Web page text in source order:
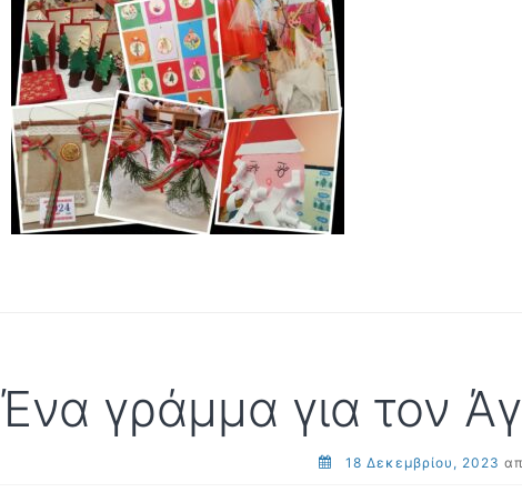
Ένα γράμμα για τον
18 Δεκεμβρίου, 2023